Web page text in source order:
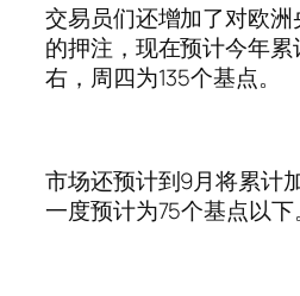
交易员们还增加了对欧
的押注，现在预计今年
右，周四为135个基点。
市场还预计到9月将累计
一度预计为75个基点以下。